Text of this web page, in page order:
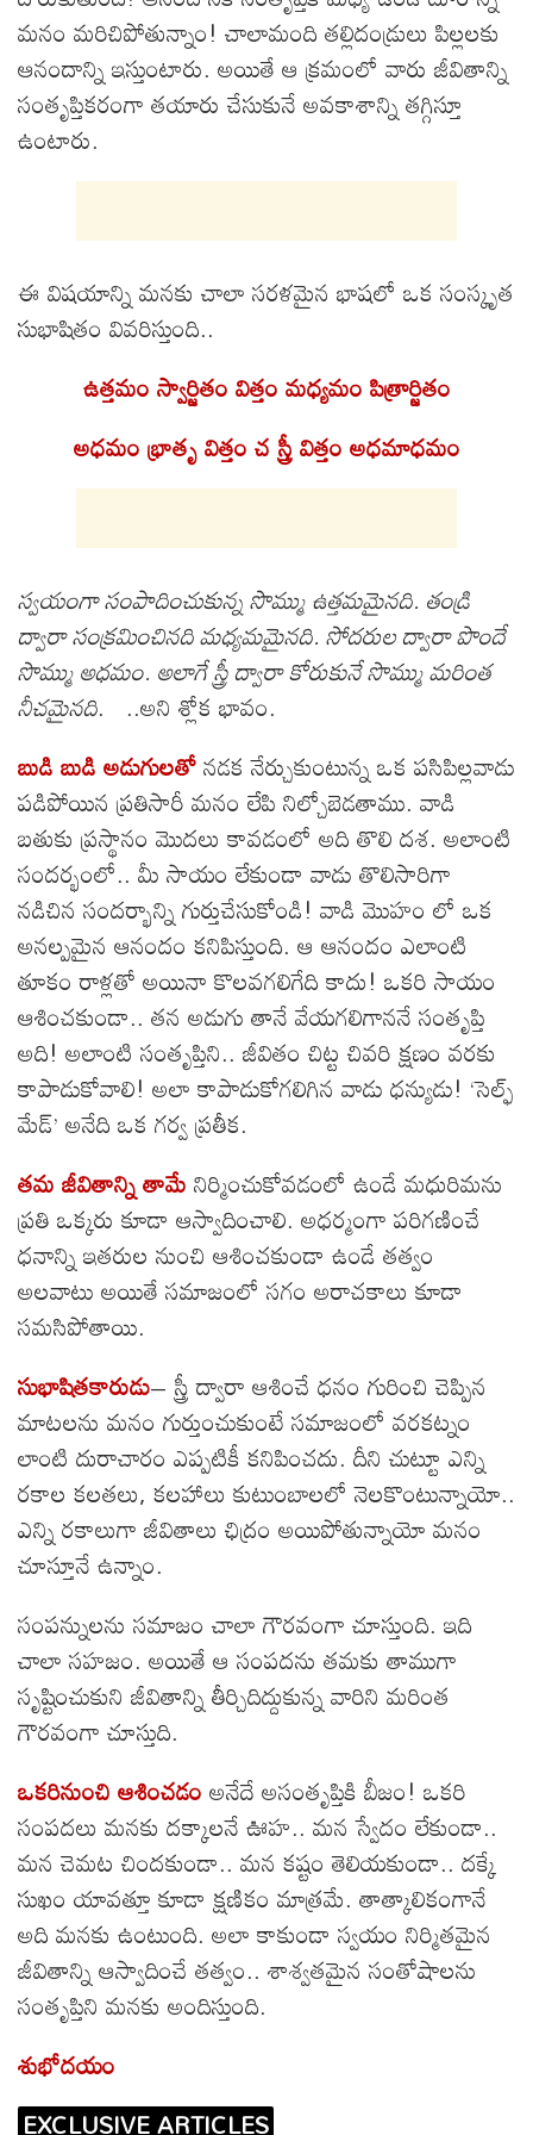
మనం మరిచిపోతున్నాం! చాలామంది తల్లిదండ్రులు పిల్లలకు
ఆనందాన్ని ఇస్తుంటారు. అయితే ఆ క్రమంలో వారు జీవితాన్ని
సంతృప్తికరంగా తయారు చేసుకునే అవకాశాన్ని తగ్గిస్తూ
ఉంటారు.
ఈ విషయాన్ని మనకు చాలా సరళమైన భాషలో ఒక సంస్కృత
సుభాషితం వివరిస్తుంది..
ఉత్తమం స్వార్జితం విత్తం మధ్యమం పిత్రార్జితం
అధమం భ్రాతృ విత్తం చ స్త్రీ విత్తం అధమాధమం
స్వయంగా సంపాదించుకున్న సొమ్ము ఉత్తమమైనది. తండ్రి
ద్వారా సంక్రమించినది మధ్యమమైనది. సోదరుల ద్వారా పొందే
సొమ్ము అధమం. అలాగే స్త్రీ ద్వారా కోరుకునే సొమ్ము మరింత
నీచమైనది. ..అని శ్లోక భావం.
బుడి బుడి అడుగులతోనడక నేర్చుకుంటున్న ఒక పసిపిల్లవాడు
పడిపోయిన ప్రతిసారీ మనం లేపి నిల్చోబెడతాము. వాడి
బతుకు ప్రస్థానం మొదలు కావడంలో అది తొలి దశ. అలాంటి
సందర్భంలో.. మీ సాయం లేకుండా వాడు తొలిసారిగా
నడిచిన సందర్భాన్ని గుర్తుచేసుకోండి! వాడి మొహం లో ఒక
అనల్పమైన ఆనందం కనిపిస్తుంది. ఆ ఆనందం ఎలాంటి
తూకం రాళ్లతో అయినా కొలవగలిగేది కాదు! ఒకరి సాయం
ఆశించకుండా.. తన అడుగు తానే వేయగలిగాననే సంతృప్తి
అది! అలాంటి సంతృప్తిని.. జీవితం చిట్ట చివరి క్షణం వరకు
కాపాడుకోవాలి! అలా కాపాడుకోగలిగిన వాడు ధన్యుడు! ‘సెల్ఫ్
మేడ్’ అనేది ఒక గర్వ ప్రతీక.
తమ జీవితాన్ని తామేనిర్మించుకోవడంలో ఉండే మధురిమను
ప్రతి ఒక్కరు కూడా ఆస్వాదించాలి. అధర్మంగా పరిగణించే
ధనాన్ని ఇతరుల నుంచి ఆశించకుండా ఉండే తత్వం
అలవాటు అయితే సమాజంలో సగం అరాచకాలు కూడా
సమసిపోతాయి.
సుభాషితకారుడు– స్త్రీ ద్వారా ఆశించే ధనం గురించి చెప్పిన
మాటలను మనం గుర్తుంచుకుంటే సమాజంలో వరకట్నం
లాంటి దురాచారం ఎప్పటికీ కనిపించదు. దీని చుట్టూ ఎన్ని
రకాల కలతలు, కలహాలు కుటుంబాలలో నెలకొంటున్నాయో..
ఎన్ని రకాలుగా జీవితాలు ఛిద్రం అయిపోతున్నాయో మనం
చూస్తూనే ఉన్నాం.
సంపన్నులను సమాజం చాలా గౌరవంగా చూస్తుంది. ఇది
చాలా సహజం. అయితే ఆ సంపదను తమకు తాముగా
సృష్టించుకుని జీవితాన్ని తీర్చిదిద్దుకున్న వారిని మరింత
గౌరవంగా చూస్తుది.
ఒకరినుంచి ఆశించడంఅనేదే అసంతృప్తికి బీజం! ఒకరి
సంపదలు మనకు దక్కాలనే ఊహ.. మన స్వేదం లేకుండా..
మన చెమట చిందకుండా.. మన కష్టం తెలియకుండా.. దక్కే
సుఖం యావత్తూ కూడా క్షణికం మాత్రమే. తాత్కాలికంగానే
అది మనకు ఉంటుంది. అలా కాకుండా స్వయం నిర్మితమైన
జీవితాన్ని ఆస్వాదించే తత్వం.. శాశ్వతమైన సంతోషాలను
సంతృప్తిని మనకు అందిస్తుంది.
శుభోదయం
EXCLUSIVE ARTICLES